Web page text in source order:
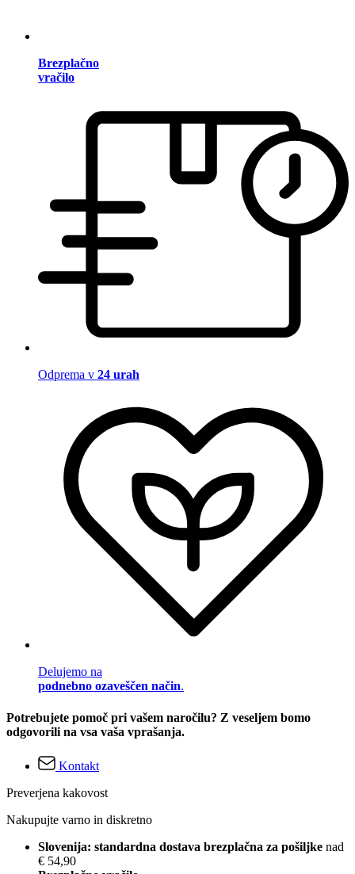
Brezplačno
vračilo
Odprema v 24 urah
Delujemo na
podnebno ozaveščen način.
Potrebujete pomoč pri vašem naročilu? Z veseljem bomo
odgovorili na vsa vaša vprašanja.
Kontakt
Preverjena kakovost
Nakupujte varno in diskretno
Slovenija: standardna dostava brezplačna za pošiljke nad
€ 54,90